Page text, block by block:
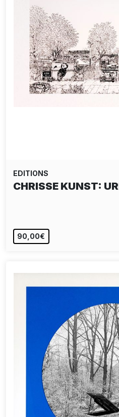
EDITIONS
CHRISSE KUNST:
90,00€